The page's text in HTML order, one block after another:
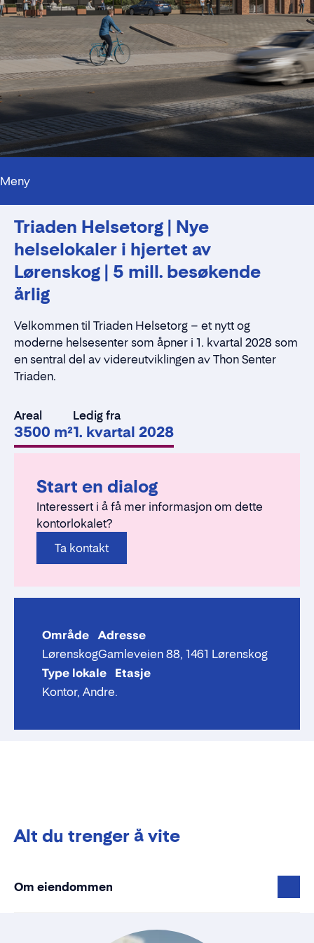
Meny
Triaden Helsetorg | Nye
helselokaler i hjertet av
Lørenskog | 5 mill. besøkende
årlig
Velkommen til Triaden Helsetorg – et nytt og
moderne helsesenter som åpner i 1. kvartal 2028 som
en sentral del av videreutviklingen av Thon Senter
Triaden.
Areal
3500 m²
Ledig fra
1. kvartal 2028
Start en dialog
Interessert i å få mer informasjon om dette
kontorlokalet?
Ta kontakt
Område
Lørenskog
Adresse
Gamleveien 88, 1461 Lørenskog
Type lokale
Kontor, Andre
Etasje
.
Alt du trenger å vite
Om eiendommen